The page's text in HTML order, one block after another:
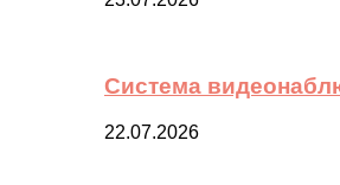
Система
22.07.2026